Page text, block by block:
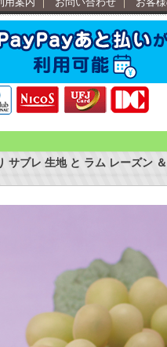
用案内 お問い合わせ お客
サブレ 生地 と ラム レーズン